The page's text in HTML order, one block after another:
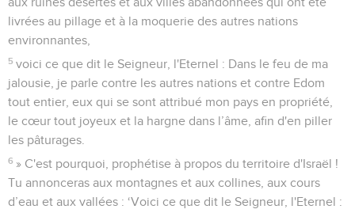
livrées au pillage et à la moquerie des autres nations
environnantes,
5 voici ce que dit le Seigneur, l'Eternel : Dans le feu de ma
jalousie, je parle contre les autres nations et contre Edom
tout entier, eux qui se sont attribué mon pays en propriété,
le cœur tout joyeux et la hargne dans l’âme, afin d'en piller
les pâturages.
6 » C'est pourquoi, prophétise à propos du territoire d'Israël !
Tu annonceras aux montagnes et aux collines, aux cours
d’eau et aux vallées : ‘Voici ce que dit le Seigneur, l'Eternel :